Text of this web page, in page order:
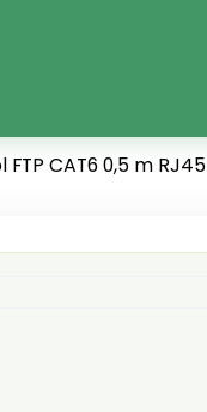
CAT6 0,5 m RJ45